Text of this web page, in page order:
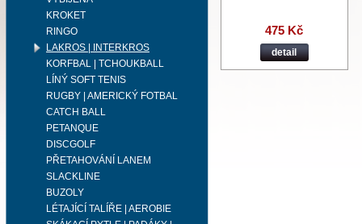
KROKET
RINGO
LAKROS | INTERKROS
KORFBAL | TCHOUKBALL
LÍNÝ SOFT TENIS
RUGBY | AMERICKÝ FOTBAL
CATCH BALL
PETANQUE
DISCGOLF
PŘETAHOVÁNÍ LANEM
SLACKLINE
BUZOLY
LÉTAJÍCÍ TALÍŘE | AEROBIE
475 Kč
detail